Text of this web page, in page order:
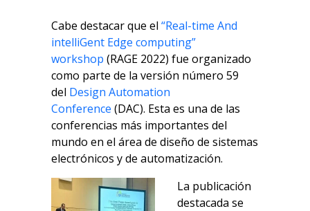
Cabe destacar que el “Real-time And
intelliGent Edge computing”
workshop (RAGE 2022) fue organizado
como parte de la versión número 59
del Design Automation
Conference (DAC). Esta es una de las
conferencias más importantes del
mundo en el área de diseño de sistemas
electrónicos y de automatización.
La publicación
destacada se